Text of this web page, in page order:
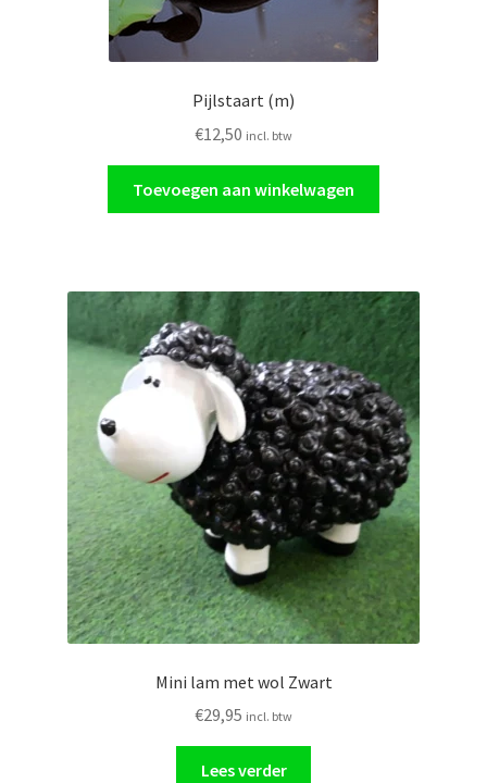
Pijlstaart (m)
€12,50 incl. btw
Toevoegen aan winkelwagen
Mini lam met wol Zwart
€29,95 incl. btw
Lees verder